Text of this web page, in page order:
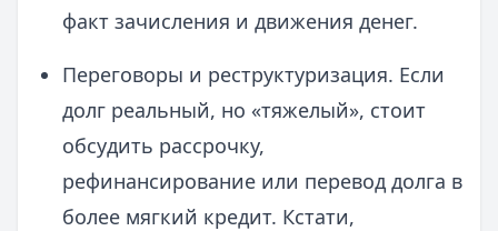
факт зачисления и движения денег.
Переговоры и реструктуризация. Если
долг реальный, но «тяжелый», стоит
обсудить рассрочку,
рефинансирование или перевод долга в
более мягкий кредит. Кстати,